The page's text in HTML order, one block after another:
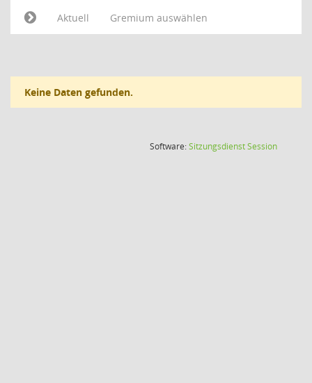
Aktuell
Gremium auswählen
Keine Daten gefunden.
Software:SitzungsdienstSession(Wird in